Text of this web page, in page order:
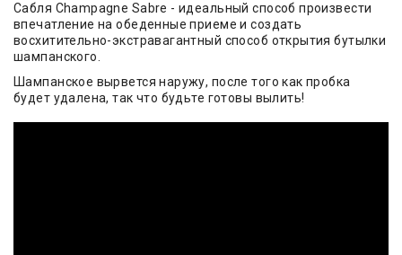
Сабля Champagne Sabre - идеальный способ произвести
впечатление на обеденные приеме и создать
восхитительно-экстравагантный способ открытия бутылки
шампанского.
Шампанское вырвется наружу, после того как пробка
будет удалена, так что будьте готовы вылить!